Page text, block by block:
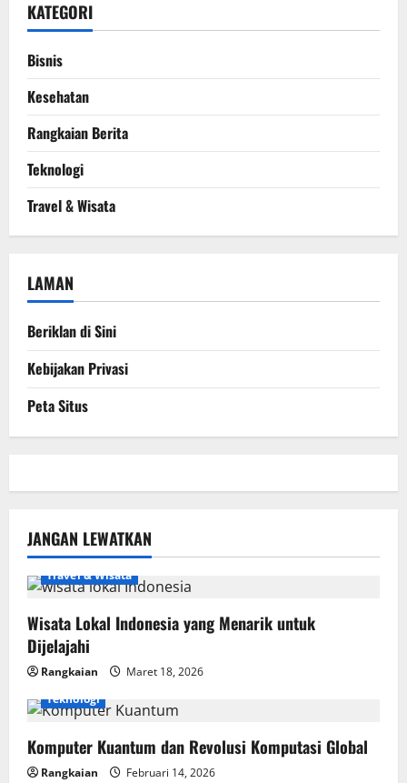
KATEGORI
Bisnis
Kesehatan
Rangkaian Berita
Teknologi
Travel & Wisata
LAMAN
Beriklan di Sini
Kebijakan Privasi
Peta Situs
JANGAN LEWATKAN
Travel & Wisata
Wisata Lokal Indonesia yang Menarik untuk
Dijelajahi
Rangkaian
Maret 18, 2026
Teknologi
Komputer Kuantum dan Revolusi Komputasi Global
Rangkaian Februari 14, 2026